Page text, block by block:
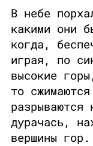
В небе
какими они
когда,
играя, по
высокие
то
дурачась,
вершины гор.